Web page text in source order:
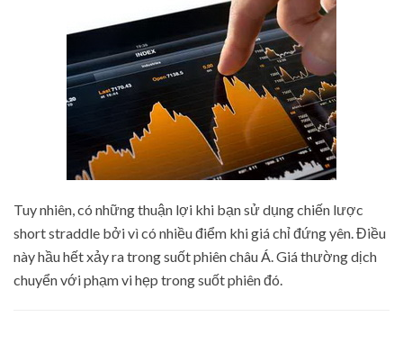
Tuy nhiên, có những thuận lợi khi bạn sử dụng chiến lược
short straddle bởi vì có nhiều điểm khi giá chỉ đứng yên. Điều
này hầu hết xảy ra trong suốt phiên châu Á. Giá thường dịch
chuyển với phạm vi hẹp trong suốt phiên đó.